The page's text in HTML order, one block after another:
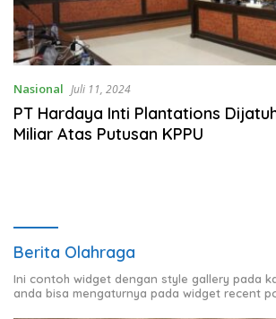
Nasional Juli 11, 2024
PT Hardaya Inti Plantations
Miliar Atas Putusan KPPU
Berita Olahraga
Ini contoh widget dengan style gallery pada
anda bisa mengaturnya pada widget recent